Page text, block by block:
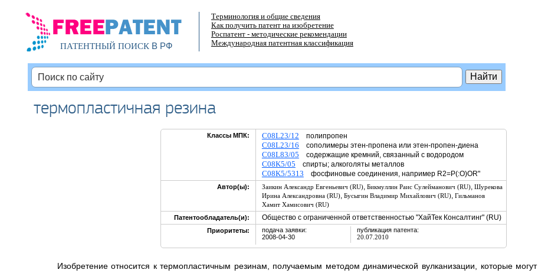
ПАТЕНТНЫЙ ПОИСКВ РФ
Терминология и общие сведения
Как получить патент на изобретение
Роспатент - методические рекомендации
Международная патентная классификация
термопластичная резина
Классы МПК: C08L23/12 полипропен
C08L23/16 сополимеры этен-пропена или этен-пропен-диена
C08L83/05 содержащие кремний, связанный с водородом
C08K5/05 спирты; алкоголяты металлов
C08K5/5313 фосфиновые соединения, например R2=P(:O)OR"
Автор(ы): Заикин Александр Евгеньевич (RU), Бикмуллин Раис Сулейманович (RU), Шурекова
Ирина Александровна (RU), Бусыгин Владимир Михайлович (RU), Гильманов
Хамит Хамисович (RU)
Патентообладатель(и):
Общество с ограниченной ответственностью "ХайТек Консалтинг" (RU)
Приоритеты:
подача заявки:
2008-04-30
публикация патента:
20.07.2010
Изобретение относится к термопластичным резинам, получаемым методом динамической вулканизации, которые могут